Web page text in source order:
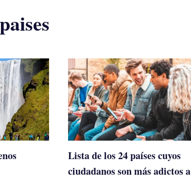
paises
Lista de los 24 países cuyos
ciudadanos son más adictos a